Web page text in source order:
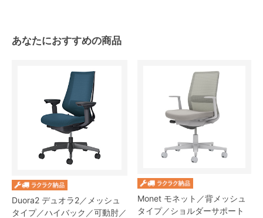
あなたにおすすめの商品
Duora2 デュオラ2／メッシュ
タイプ／ハイバック／可動肘／
Monet モネット／背メッシュ
タイプ／ショルダーサポート